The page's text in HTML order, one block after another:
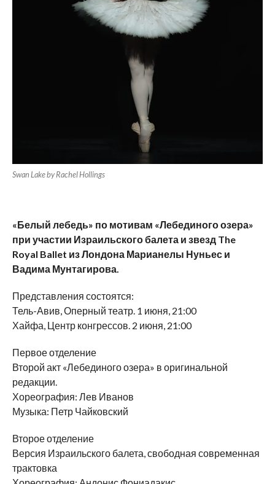
Swan Lake by Rachel Hollings
«Белый лебедь» по мотивам «Лебединого озера»
при участии Израильского балета и звезд The
Royal Ballet из Лондона Марианелы Нуньес и
Вадима Мунтагирова.
Представления состоятся:
Тель-Авив, Оперный театр. 1 июня, 21:00
Хайфа, Центр конгрессов. 2 июня, 21:00
Первое отделение
Второй акт «Лебединого озера» в оригинальной
редакции.
Хореография: Лев Иванов
Музыка: Петр Чайковский
Второе отделение
Версия Израильского балета, свободная современная
трактовка